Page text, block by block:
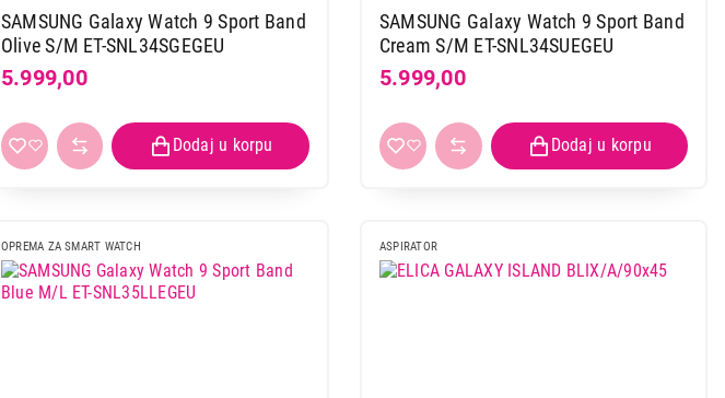
SAMSUNG Galaxy Watch 9 Sport Band
Olive S/M ET-SNL34SGEGEU
5.999,00
SAMSUNG Galaxy Watch 9 Sport Band
Cream S/M ET-SNL34SUEGEU
5.999,00
OPREMA ZA SMART WATCH ASPIRATOR